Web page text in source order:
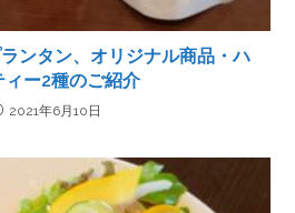
ンタン、オリジナル商品・ハ
ィー2種のご紹介
2021年6月10日